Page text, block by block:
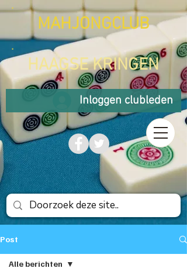
MAHJONGCLUB
HAAGSE KRINGEN
Inloggen clubleden
Post
Alle berichten